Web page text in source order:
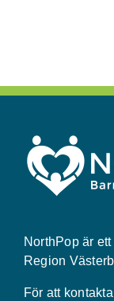
NorthPop är
Region
För att